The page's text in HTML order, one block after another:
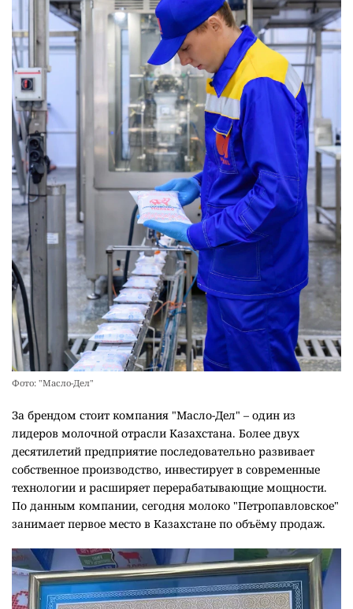
Фото: "Масло-Дел"
За брендом стоит компания "Масло-Дел" – один из
лидеров молочной отрасли Казахстана. Более двух
десятилетий предприятие последовательно развивает
собственное производство, инвестирует в современные
технологии и расширяет перерабатывающие мощности.
По данным компании, сегодня молоко "Петропавловское"
занимает первое место в Казахстане по объёму продаж.